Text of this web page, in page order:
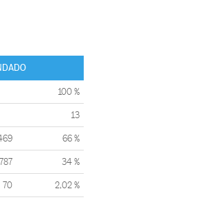
100 %
13
66 %
34 %
70 2,02 %